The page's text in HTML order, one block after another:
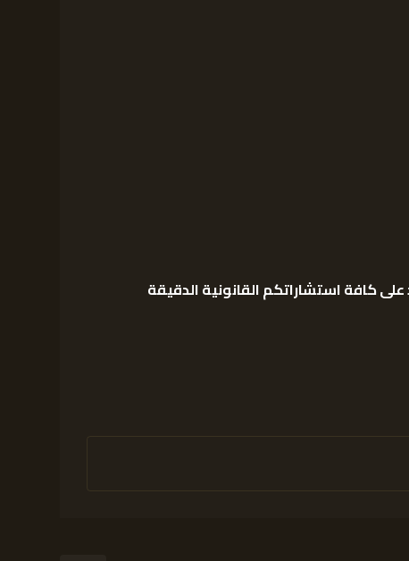
كافة استشاراتكم القانونية الدقيقة